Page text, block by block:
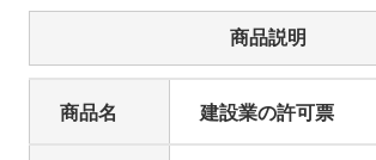
商品説明
商品名 建設業の許可票